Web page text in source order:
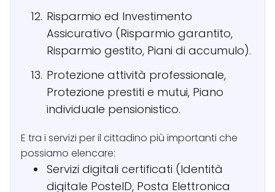
Risparmio ed Investimento
Assicurativo (Risparmio garantito,
Risparmio gestito, Piani di accumulo).
Protezione attività professionale,
Protezione prestiti e mutui, Piano
individuale pensionistico.
E tra i servizi per il cittadino più importanti che
possiamo elencare:
Servizi digitali certificati (Identità
digitale PosteID, Posta Elettronica